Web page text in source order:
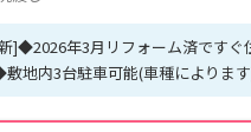
]◆2026年3月リフォーム済ですぐ
地内3台駐車可能(車種によりま